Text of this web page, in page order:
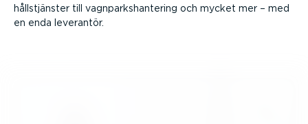
hålls­tjänster till vagnparks­han­tering och mycket mer – med
en enda leverantör.